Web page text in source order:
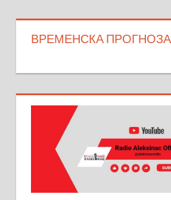
ВРЕМЕНСКА ПРОГНОЗА